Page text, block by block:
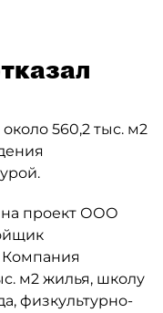
560,2 тыс. м2
проект ООО
Компания
м2 жилья, школу
физкультурно-